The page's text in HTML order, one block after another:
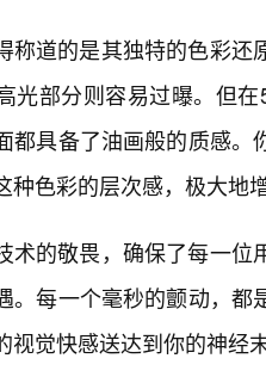
称道的是其独特的色彩
光部分则容易过曝。但
都具备了油画般的质感
种色彩的层次感，极大地
术的敬畏，确保了每一位
。每一个毫秒的颤动，
视觉快感送达到你的神经